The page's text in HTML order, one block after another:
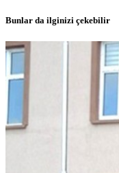
Bunlar da ilginizi çekebilir